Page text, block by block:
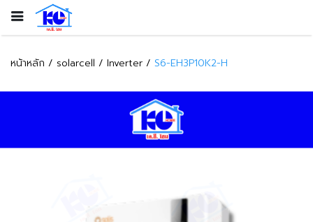
หน้าหลัก solarcell Inverter S6-EH3P10K2-H